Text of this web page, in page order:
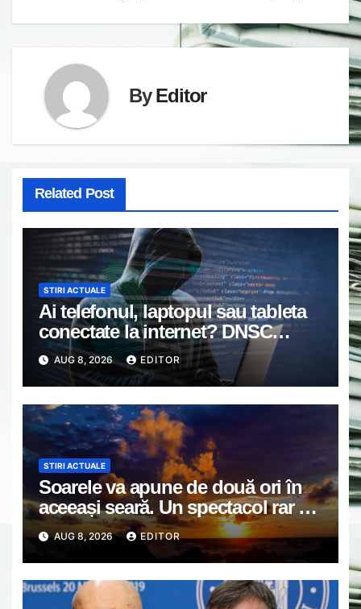
ByEditor
Related Post
STIRI ACTUALE
Ai telefonul, laptopul sau tableta
conectate la internet? DNSC
avertizează asupra unui risc pe
care mulți utilizatori îl ignoră
AUG 8, 2026 EDITOR
STIRI ACTUALE
Soarele va apune de două ori în
aceeași seară. Un spectacol rar va
întrerupe liniștea unui sat din
Europa
AUG 8, 2026 EDITOR